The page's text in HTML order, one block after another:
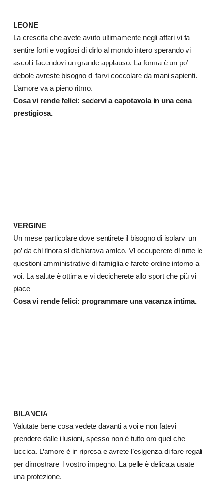
LEONE
La crescita che avete avuto ultimamente negli affari vi fa
sentire forti e vogliosi di dirlo al mondo intero sperando vi
ascolti facendovi un grande applauso. La forma è un po’
debole avreste bisogno di farvi coccolare da mani sapienti.
L’amore va a pieno ritmo.
Cosa vi rende felici: sedervi a capotavola in una cena
prestigiosa.
VERGINE
Un mese particolare dove sentirete il bisogno di isolarvi un
po’ da chi finora si dichiarava amico. Vi occuperete di tutte le
questioni amministrative di famiglia e farete ordine intorno a
voi. La salute è ottima e vi dedicherete allo sport che più vi
piace.
Cosa vi rende felici: programmare una vacanza intima.
BILANCIA
Valutate bene cosa vedete davanti a voi e non fatevi
prendere dalle illusioni, spesso non è tutto oro quel che
luccica. L’amore è in ripresa e avrete l’esigenza di fare regali
per dimostrare il vostro impegno. La pelle è delicata usate
una protezione.